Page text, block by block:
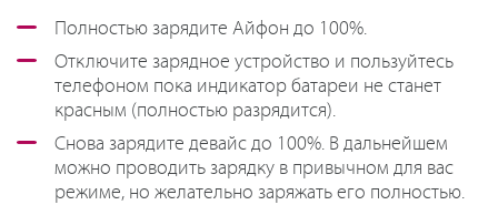
Полностью зарядите Айфон до 100%.
Отключите зарядное устройство и пользуйтесь
телефоном пока индикатор батареи не станет
красным (полностью разрядится).
Снова зарядите девайс до 100%. В дальнейшем
можно проводить зарядку в привычном для вас
режиме, но желательно заряжать его полностью.